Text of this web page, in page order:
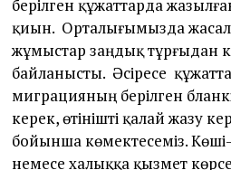
берілген құжаттарда
қиын. Орталығымызда
жұмыстар заңдық тұрғыдан
байланысты. Әсіресе
миграцияның берілген
керек, өтінішті қалай жазу
бойынша көмектесеміз.
немесе халыққа қызмет